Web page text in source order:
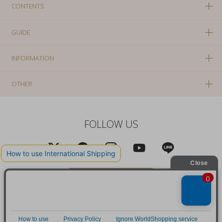
CONTENTS
GUIDE
INFORMATION
OTHER
FOLLOW US